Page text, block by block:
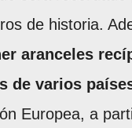
de historia.
aranceles
de varios
Europea, a